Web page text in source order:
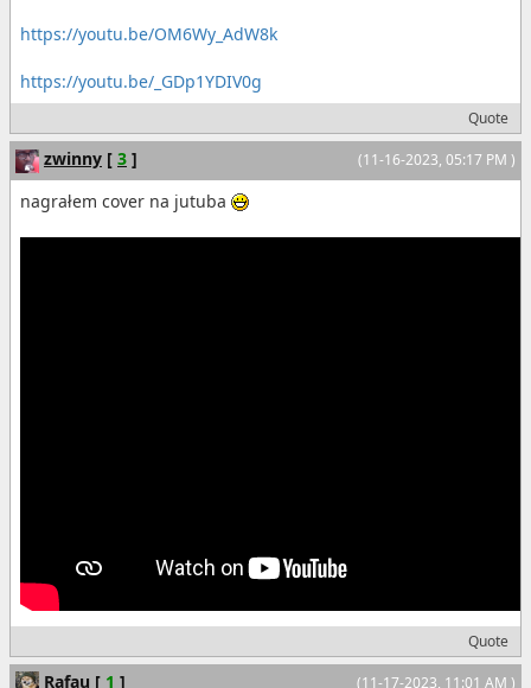
https://youtu.be/OM6Wy_AdW8k
https://youtu.be/_GDp1YDIV0g
Quote
(11-16-2023, 05:17 PM )
zwinny [ 3 ]
nagrałem cover na jutuba
Quote
(11-17-2023, 11:01 AM )
Rafau [ 1 ]